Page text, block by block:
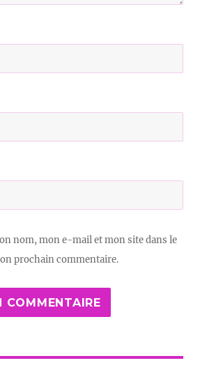
nom, mon e-mail et mon site dans le
prochain commentaire.